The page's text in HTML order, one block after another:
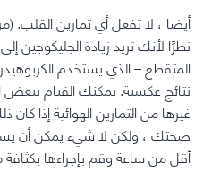
أيضا ، لا تفعل أي تمارين القلب.
نظرًا لأنك تريد زيادة الجليكوجين
المتقطع – الذي يستخدم
نتائج عكسية. يمكنك القيام ببعض
غيرها من التمارين الهوائية إذا
صحتك ، ولكن لا شيء يمكن أن
أقل من ساعة وقم بإجراءها